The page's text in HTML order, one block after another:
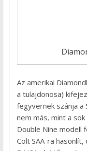
Az amerikai
a tulajdonosa)
fegyvernek szánja a
nem más, mint a
Double Nine modell
Colt SAA-ra